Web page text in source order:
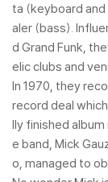
ta (keyboard and
aler (bass).
d Grand Funk,
elic clubs and
In 1970, they
record deal
lly finished
e band, Mick
o, managed to